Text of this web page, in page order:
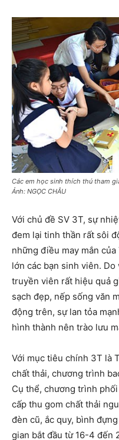
Các em học sinh thích thú tham
Ảnh: NGỌC CHÂU
Với chủ đề SV 3T, sự
đem lại tinh thần rất sôi
những điều may mắn của
lớn các bạn sinh viên.
truyền viên rất hiệu quả
sạch đẹp, nếp sống văn
động trên, sự lan tỏa
hình thành nên trào lưu
Với mục tiêu chính 3T là
chất thải, chương trình
Cụ thể, chương trình
cấp thu gom chất thải
đèn cũ, ắc quy, bình
gian bắt đầu từ 16-4 đến